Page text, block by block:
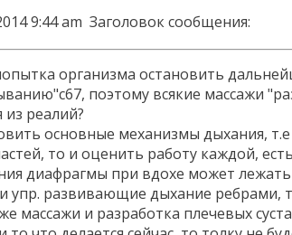
9:44 am Заголовок сообщения:
организма остановить
поэтому всякие массажи
из реалий?
основные механизмы дыхания,
то и оценить работу каждой,
диафрагмы при вдохе может
упр. развивающие дыхание
массажи и разработка плечевых